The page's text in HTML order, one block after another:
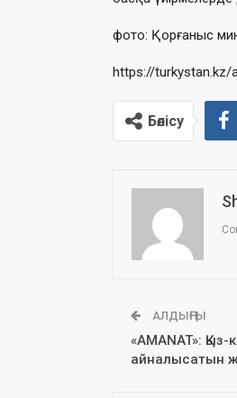
фото: Қорғаныс
https://turkystan.kz/
Бөлісу
АЛДЫҢҒЫ
«AMANAT»:
айналысатын